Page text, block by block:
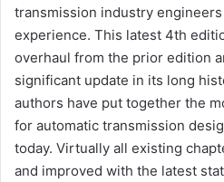
transmission industry
experience. This latest 4th
overhaul from the prior edition
significant update in its long
authors have put together the
for automatic transmission
today. Virtually all existing
and improved with the latest